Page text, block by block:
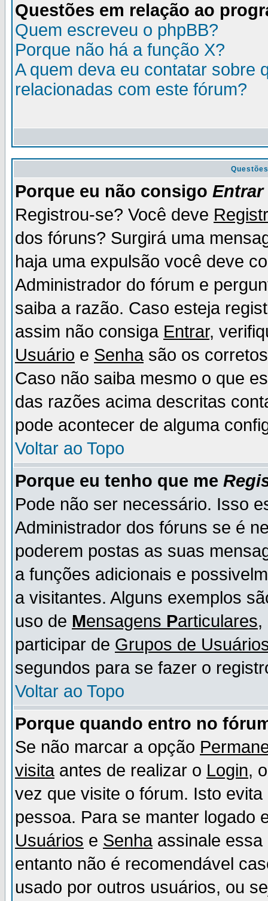
Questões em relação ao
Quem escreveu o phpBB?
Porque não há a função X?
A quem deva eu contatar sobre
relacionadas com este fórum?
Porque eu não consigo Entrar
Registrou-se? Você deve
dos fóruns? Surgirá uma
haja uma expulsão você deve
Administrador do fórum e
saiba a razão. Caso esteja
assim não consiga Entrar,
Usuário e Senhasão os
Caso não saiba mesmo o que
das razões acima descritas
pode acontecer de alguma
Voltar ao Topo
Porque eu tenho que me
Pode não ser necessário. Isso
Administrador dos fóruns se é
poderem postas as suas
a funções adicionais e
a visitantes. Alguns exemplos
uso de Mensagens Particulares,
participar de Grupos de
segundos para se fazer o
Voltar ao Topo
Porque quando entro no
Se não marcar a opção
visitaantes de realizar o Login,
vez que visite o fórum. Isto
pessoa. Para se manter
Usuários e Senhaassinale essa
entanto não é recomendável
usado por outros usuários, ou